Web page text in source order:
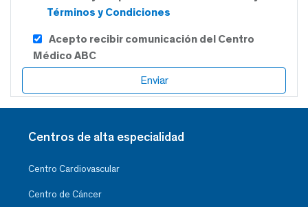
Términos y Condiciones
Acepto recibir comunicación del Centro
Médico ABC
Centros de alta especialidad
Centro Cardiovascular
Centro de Cáncer